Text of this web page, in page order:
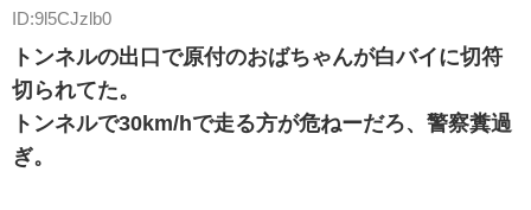
ID:9l5CJzlb0
トンネルの出口で原付のおばちゃんが白バイに切符
切られてた。
トンネルで30km/hで走る方が危ねーだろ、警察糞過
ぎ。